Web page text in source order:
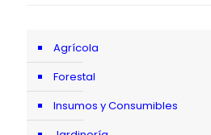
Agrícola
Forestal
Insumos y Consumibles